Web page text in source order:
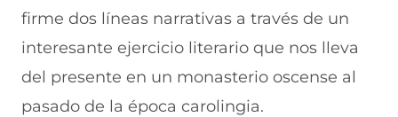
firme dos líneas narrativas a través de un
interesante ejercicio literario que nos lleva
del presente en un monasterio oscense al
pasado de la época carolingia.